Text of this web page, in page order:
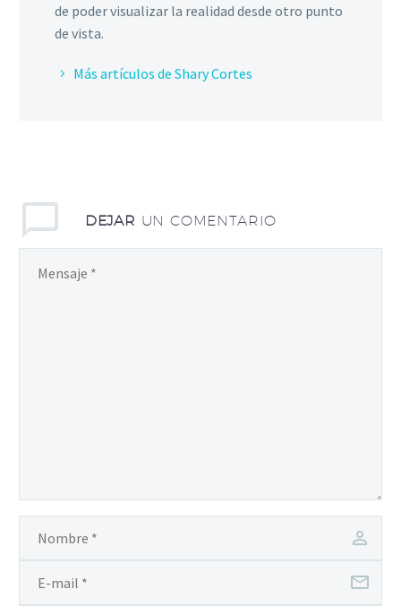
de poder visualizar la realidad desde otro punto
de vista.
Más artículos de Shary Cortes
DEJAR UN COMENTARIO